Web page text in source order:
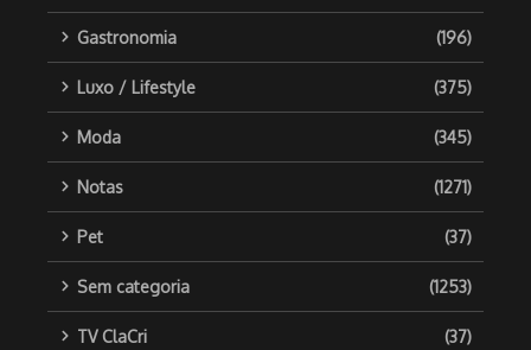
Gastronomia (196)
Luxo / Lifestyle (375)
Moda (345)
Notas (1271)
Pet (37)
Sem categoria (1253)
TV ClaCri (37)